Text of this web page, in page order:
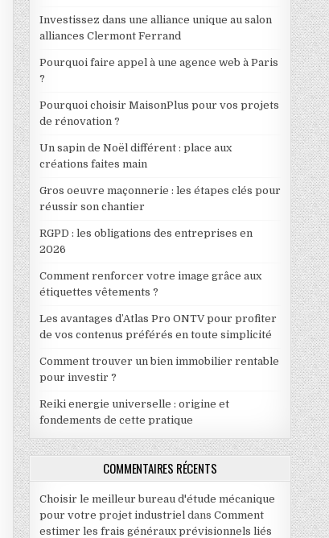
Investissez dans une alliance unique au salon
alliances Clermont Ferrand
Pourquoi faire appel à une agence web à Paris
?
Pourquoi choisir MaisonPlus pour vos projets
de rénovation ?
Un sapin de Noël différent : place aux
créations faites main
Gros oeuvre maçonnerie : les étapes clés pour
réussir son chantier
RGPD : les obligations des entreprises en
2026
Comment renforcer votre image grâce aux
étiquettes vêtements ?
Les avantages d’Atlas Pro ONTV pour profiter
de vos contenus préférés en toute simplicité
Comment trouver un bien immobilier rentable
pour investir ?
Reiki energie universelle : origine et
fondements de cette pratique
COMMENTAIRES RÉCENTS
Choisir le meilleur bureau d'étude mécanique
pour votre projet industriel dans Comment
estimer les frais généraux prévisionnels liés